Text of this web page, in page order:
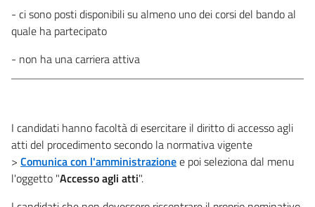
- ci sono posti disponibili su almeno uno dei corsi del bando al
quale ha partecipato
- non ha una carriera attiva
I candidati hanno facoltà di esercitare il diritto di accesso agli
atti del procedimento secondo la normativa vigente
> Comunica con l'amministrazionee poi seleziona dal menu
l'oggetto "Accesso agli atti".